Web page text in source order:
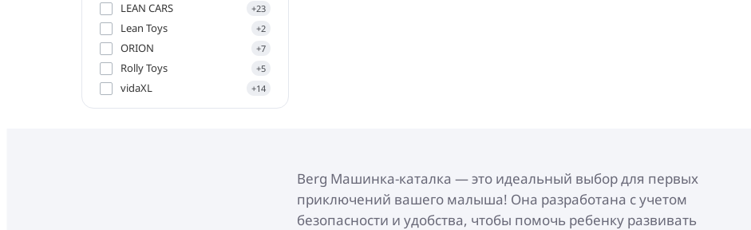
LEAN CARS +23
Lean Toys +2
ORION +7
Rolly Toys +5
vidaXL +14
Berg Машинка-каталка — это идеальный выбор для первых
приключений вашего малыша! Она разработана с учетом
безопасности и удобства, чтобы помочь ребенку развивать